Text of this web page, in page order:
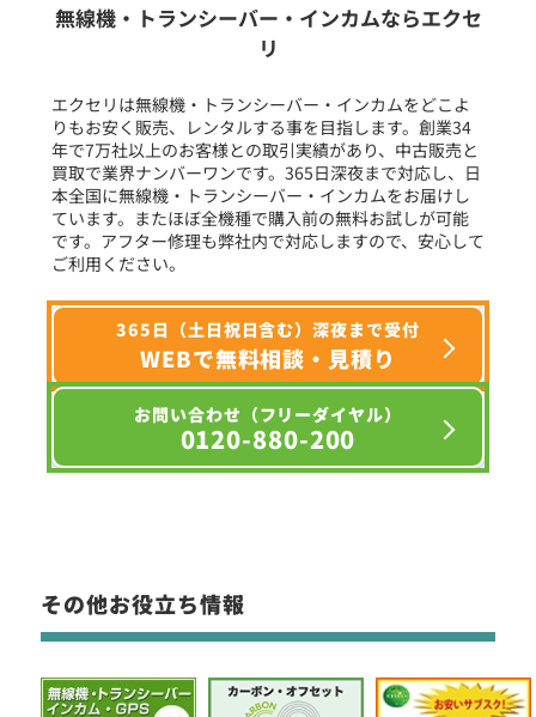
フリーワード入力(製品名等)
選択条件をリセット
無線機・トランシーバー・インカムならエクセ
リ
エクセリは無線機・トランシーバー・インカムをどこよ
りもお安く販売、レンタルする事を目指します。創業34
年で7万社以上のお客様との取引実績があり、中古販売と
買取で業界ナンバーワンです。365日深夜まで対応し、日
本全国に無線機・トランシーバー・インカムをお届けし
ています。またほぼ全機種で購入前の無料お試しが可能
です。アフター修理も弊社内で対応しますので、安心して
ご利用ください。
365日（土日祝日含む）深夜まで受付
WEBで無料相談・見積り
お問い合わせ（フリーダイヤル）
0120-880-200
その他お役立ち情報